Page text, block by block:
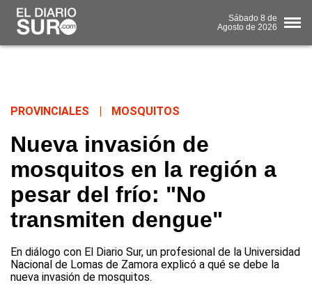
Sábado 8 de
Agosto de 2026
PROVINCIALES MOSQUITOS
Nueva invasión de
mosquitos en la región a
pesar del frío: "No
transmiten dengue"
En diálogo con El Diario Sur, un profesional de la Universidad
Nacional de Lomas de Zamora explicó a qué se debe la
nueva invasión de mosquitos.